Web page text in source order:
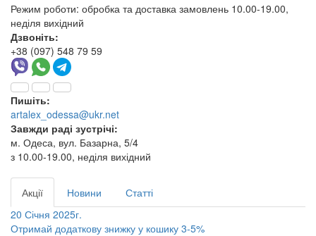
Режим роботи: обробка та доставка замовлень 10.00-19.00,
неділя вихідний
Дзвоніть:
+38 (097) 548 79 59
Пишіть:
artalex_odessa@ukr.net
Завжди раді зустрічі:
м. Одеса, вул. Базарна, 5/4
з 10.00-19.00, неділя вихідний
Акції Новини
Статті
20 Січня 2025г.
Отримай додаткову знижку у кошику 3-5%